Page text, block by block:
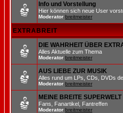
Info und Vorstellung
Hier können sich neue User
Moderator breitmeister
EXTRABREIT
DIE WAHRHEIT ÜBER
Alles Aktuelle zum Thema
Moderator breitmeister
AUS LIEBE ZUR MUSIK
Alles rund um LPs, CDs, DVDs
Moderator breitmeister
MEINE BREITE SUPERWELT
Fans, Fanartikel, Fantreffen
Moderator breitmeister